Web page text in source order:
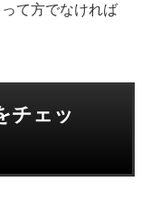
て方でなければ
チェッ